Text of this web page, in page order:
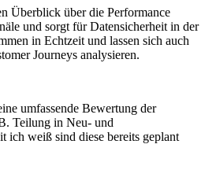
Überblick über die Performance
und sorgt für Datensicherheit in der
in Echtzeit und lassen sich auch
Journeys analysieren.
umfassende Bewertung der
Teilung in Neu- und
ich weiß sind diese bereits geplant